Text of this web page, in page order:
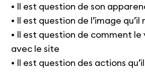
• Il est question de son
• Il est question de l’image qu’il
• Il est question de comment
avec le site
• Il est question des actions